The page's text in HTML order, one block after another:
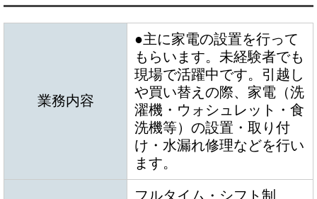
業務内容
●主に家電の設置を行って
もらいます。未経験者でも
現場で活躍中です。引越し
や買い替えの際、家電（洗
濯機・ウォシュレット・食
洗機等）の設置・取り付
け・水漏れ修理などを行い
ます。
フルタイム・シフト制